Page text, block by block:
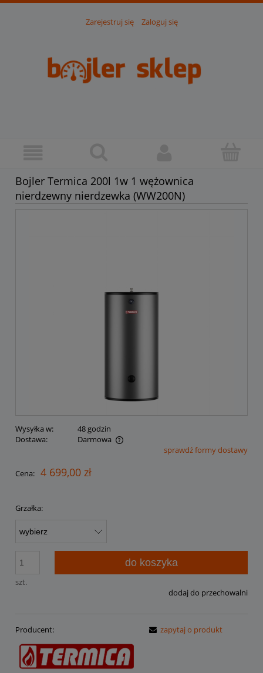
Zarejestruj się Zaloguj się
Bojler Termica 200l 1w 1 wężownica
nierdzewny nierdzewka (WW200N)
Wysyłka w:
48 godzin
Dostawa:
Darmowa
Cena nie zawiera ewentualnych kosztów płatnościsprawdź formy dostawy
Cena: 4 699,00 zł
Grzałka:
szt.
do koszyka
dodaj do przechowalni
Producent: zapytaj o produkt